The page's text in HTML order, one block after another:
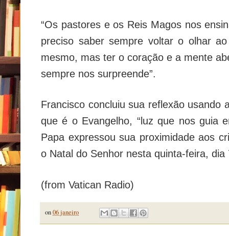
“Os pastores e os Reis Magos nos
preciso saber sempre voltar o olhar
mesmo, mas ter o coração e a mente
sempre nos surpreende”.
Francisco concluiu sua reflexão usando
que é o Evangelho, “luz que nos guia
Papa expressou sua proximidade aos
o Natal do Senhor nesta quinta-feira, dia
(from Vatican Radio)
on06 janeiro